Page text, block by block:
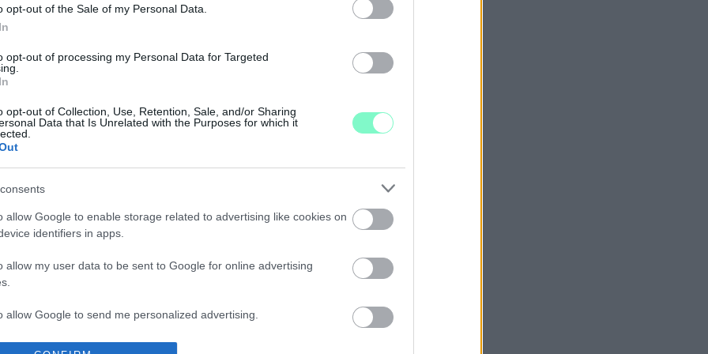
opt-out of the Sale of my Personal Data.
opt-out of processing my Personal Data for Targeted
opt-out of Collection, Use, Retention, Sale, and/or Sharing
Data that Is Unrelated with the Purposes for which it
allow Google to enable storage related to advertising like cookies on
identifiers in apps.
allow my user data to be sent to Google for online advertising
allow Google to send me personalized advertising.
megbeszélt szexről, de nyilván illendő volt kifizetni őket.
JÓZSEFET A BRÜSSZELI RENDŐRÖK
ORGIA SZERVEZŐJE KÖZÖTT
ÉVES TANÁR, HOGY LEFEKÜDT KISKORÚ TANÍTVÁNYÁVAL
AMIKOR ALSÓNADRÁG SEM VOLT RAJTUNK?"